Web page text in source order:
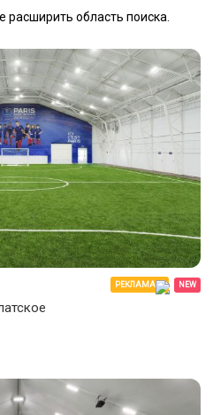
расширить область поиска.
РЕКЛАМА NEW